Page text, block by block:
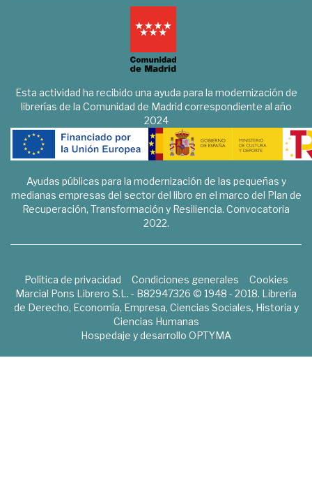
Esta actividad ha recibido una ayuda para la modernización de
librerías de la Comunidad de Madrid correspondiente al año
2024
Ayudas públicas para la modernización de las pequeñas y
medianas empresas del sector del libro en el marco del Plan de
Recuperación, Transformación y Resiliencia. Convocatoria
2022.
Política de privacidad Condiciones generales
Cookies
Marcial Pons Librero S.L. - B82947326 © 1948 - 2018. Librería
de Derecho, Economía, Empresa, Ciencias Sociales, Historia y
Ciencias Humanas
Hospedaje y desarrollo OPTYMA